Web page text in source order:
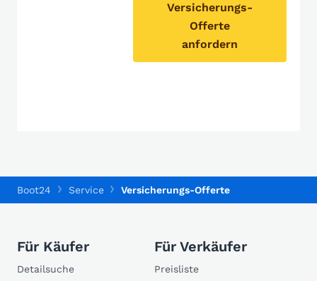
Versicherungs-
Offerte
anfordern
Boot24 Service Versicherungs-Offerte
Für Käufer
Detailsuche
Für Verkäufer
Preisliste